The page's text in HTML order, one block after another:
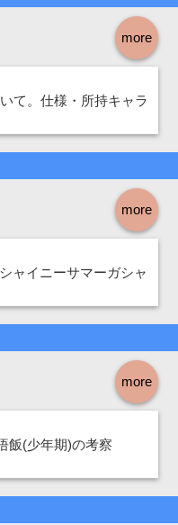
more
て。仕様・所持キャラ
more
ャイニーサマーガシャ
more
飯(少年期)の考察